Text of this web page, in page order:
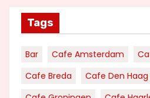
Tags
Bar Cafe Amsterdam
Cafe Breda
Cafe Den Haag